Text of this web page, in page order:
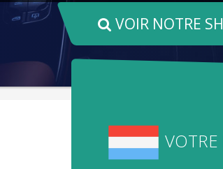
VOIR NOTRE